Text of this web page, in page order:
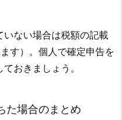
ない場合は税額の記載
す）。個人で確定申告を
おきましょう。
た場合のまとめ